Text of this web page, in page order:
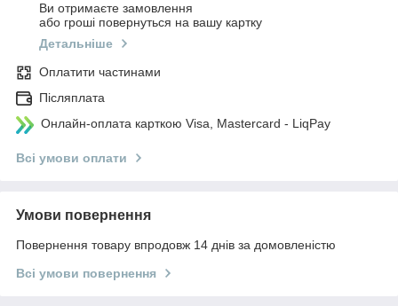
Ви отримаєте замовлення
або гроші повернуться на вашу картку
Детальніше
Оплатити частинами
Післяплата
Онлайн-оплата карткою Visa, Mastercard - LiqPay
Всі умови оплати
Умови повернення
Повернення товару впродовж 14 днів за домовленістю
Всі умови повернення